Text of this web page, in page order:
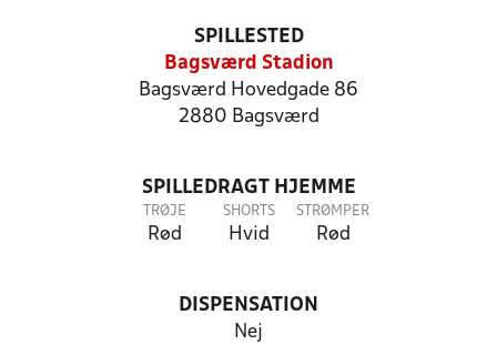
SPILLESTED
Bagsværd Stadion
Bagsværd Hovedgade 86
2880 Bagsværd
SPILLEDRAGT HJEMME
TRØJE
Rød
SHORTS
Hvid
STRØMPER
Rød
DISPENSATION
Nej